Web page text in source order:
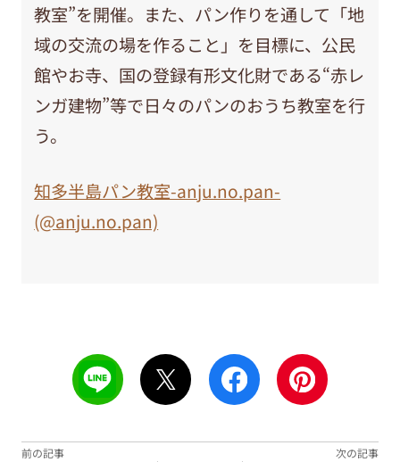
教室”を開催。また、パン作りを通して「地
域の交流の場を作ること」を目標に、公民
館やお寺、国の登録有形文化財である“赤レ
ンガ建物”等で日々のパンのおうち教室を行
う。
知多半島パン教室-anju.no.pan-
(@anju.no.pan)